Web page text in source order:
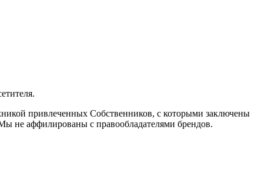
привлеченных Собственников, с которыми заключены
не аффилированы с правообладателями брендов.